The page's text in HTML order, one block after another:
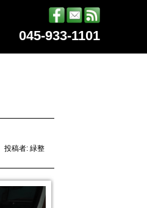
045-933-1101
投稿者: 緑整